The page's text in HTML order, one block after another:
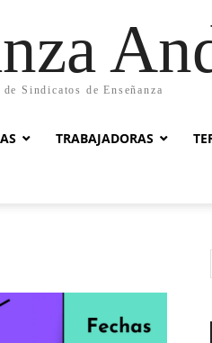
Sindicatos de Enseñanza
TRABAJADORAS